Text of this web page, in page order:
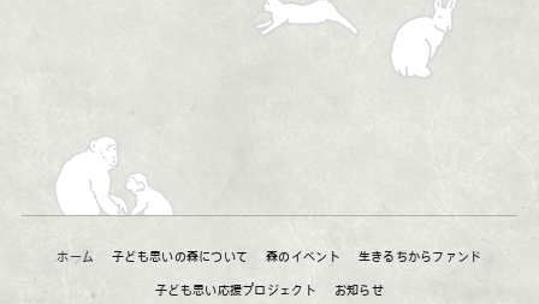
ホーム 子ども思いの森について 森のイベント 生きるちからファンド
子ども思い応援プロジェクト お知らせ